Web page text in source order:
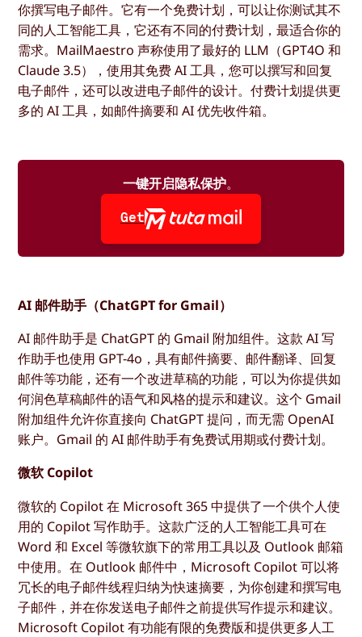
你撰写电子邮件。它有一个免费计划，可以让你测试其不
同的人工智能工具，它还有不同的付费计划，最适合你的
需求。MailMaestro 声称使用了最好的 LLM（GPT4O 和
Claude 3.5），使用其免费 AI 工具，您可以撰写和回复
电子邮件，还可以改进电子邮件的设计。付费计划提供更
多的 AI 工具，如邮件摘要和 AI 优先收件箱。
一键开启隐私保护。
Get
AI 邮件助手（ChatGPT for Gmail）
AI 邮件助手是 ChatGPT 的 Gmail 附加组件。这款 AI 写
作助手也使用 GPT-4o，具有邮件摘要、邮件翻译、回复
邮件等功能，还有一个改进草稿的功能，可以为你提供如
何润色草稿邮件的语气和风格的提示和建议。这个 Gmail
附加组件允许你直接向 ChatGPT 提问，而无需 OpenAI
账户。Gmail 的 AI 邮件助手有免费试用期或付费计划。
微软 Copilot
微软的 Copilot 在 Microsoft 365 中提供了一个供个人使
用的 Copilot 写作助手。这款广泛的人工智能工具可在
Word 和 Excel 等微软旗下的常用工具以及 Outlook 邮箱
中使用。在 Outlook 邮件中，Microsoft Copilot 可以将
冗长的电子邮件线程归纳为快速摘要，为你创建和撰写电
子邮件，并在你发送电子邮件之前提供写作提示和建议。
Microsoft Copilot 有功能有限的免费版和提供更多人工